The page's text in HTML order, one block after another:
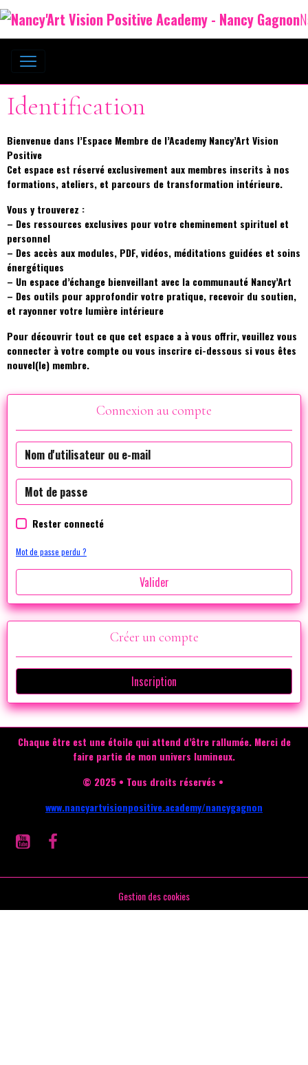
Identification
Bienvenue dans l’Espace Membre de l’Academy Nancy’Art Vision
Positive
Cet espace est réservé exclusivement aux membres inscrits à nos
formations, ateliers, et parcours de transformation intérieure.
Vous y trouverez :
– Des ressources exclusives pour votre cheminement spirituel et
personnel
– Des accès aux modules, PDF, vidéos, méditations guidées et soins
énergétiques
– Un espace d’échange bienveillant avec la communauté Nancy’Art
– Des outils pour approfondir votre pratique, recevoir du soutien,
et rayonner votre lumière intérieure
Pour découvrir tout ce que cet espace a à vous offrir, veuillez vous
connecter à votre compte ou vous inscrire ci-dessous si vous êtes
nouvel(le) membre.
Connexion au compte
Rester connecté
Mot de passe perdu ?
Valider
Créer un compte
Inscription
Chaque être est une étoile qui attend d’être rallumée. Merci de
faire partie de mon univers lumineux.
© 2025 • Tous droits réservés •
www.nancyartvisionpositive.academy/nancygagnon
Gestion des cookies